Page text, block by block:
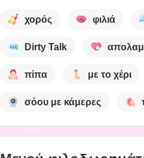
χορός φιλιά
Dirty Talk
πίπα με το χέρι
σόου με κάμερες